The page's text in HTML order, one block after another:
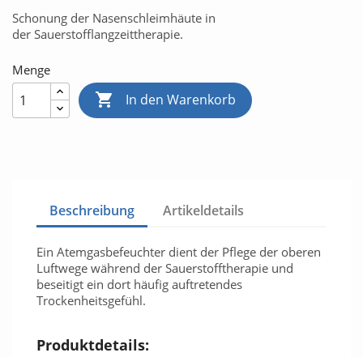
Schonung der Nasenschleimhäute in
der Sauerstofflangzeittherapie.
Menge
 In den Warenkorb
Beschreibung Artikeldetails
Ein Atemgasbefeuchter dient der Pflege der oberen
Luftwege während der Sauerstofftherapie und
beseitigt ein dort häufig auftretendes
Trockenheitsgefühl.
Produktdetails: